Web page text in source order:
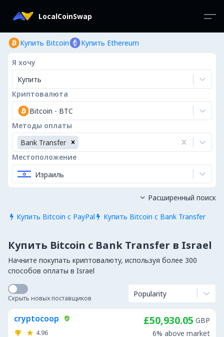
LocalCoinSwap
Купить Bitcoin Купить Ethereum
Я хочу
Купить
Криптовалюта
Bitcoin - BTC
Методы оплаты
Bank Transfer
Местоположение
Израиль
 Купить Bitcoin с PayPal  Купить Bitcoin с Bank Transfer
 Расширенный поиск
Купить Bitcoin с Bank Transfer в Israel
Начните покупать криптовалюту, используя более 300
способов оплаты в Israel
Скрыть новых поставщиков Popularity
cryptocoop
4.96
£50,930.05 GBP
6% above market